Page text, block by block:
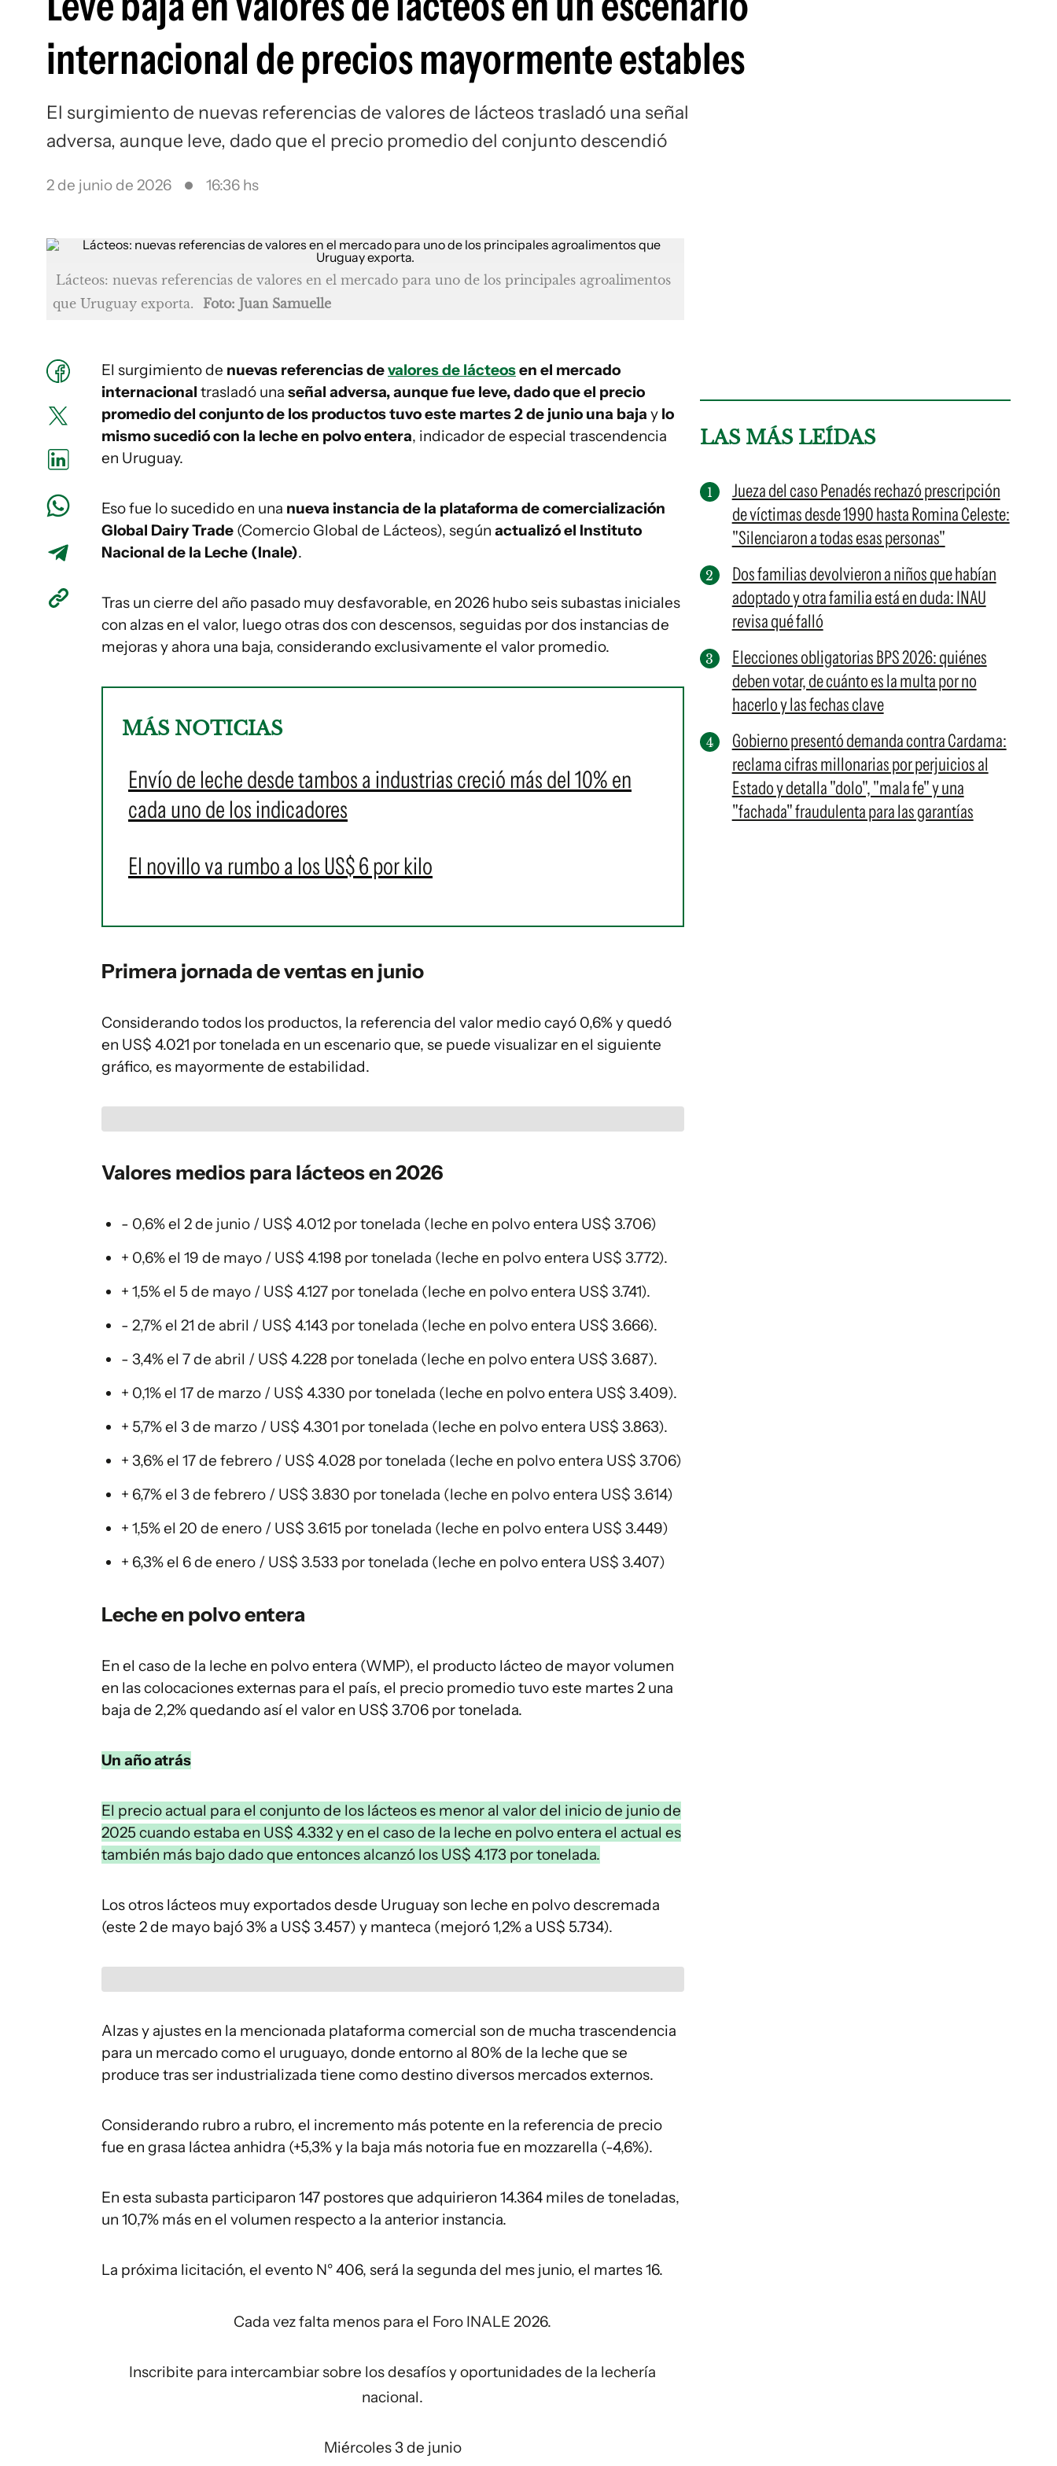
internacional de precios mayormente estables
El surgimiento de nuevas referencias de valores de lácteos trasladó una señal
adversa, aunque leve, dado que el precio promedio del conjunto descendió
2 de junio de 2026 16:36 hs
Lácteos: nuevas referencias de valores en el mercado para uno de los principales agroalimentos
que Uruguay exporta.
Foto: Juan Samuelle
El surgimiento de nuevas referencias devalores de lácteosen el mercado
internacional trasladó una señal adversa, aunque fue leve, dado que el precio
promedio del conjunto de los productos tuvo este martes 2 de junio una baja y lo
mismo sucedió con la leche en polvo entera, indicador de especial trascendencia
en Uruguay.
Eso fue lo sucedido en una nueva instancia de la plataforma de comercialización
Global Dairy Trade (Comercio Global de Lácteos), según actualizó el Instituto
Nacional de la Leche (Inale).
Tras un cierre del año pasado muy desfavorable, en 2026 hubo seis subastas iniciales
con alzas en el valor, luego otras dos con descensos, seguidas por dos instancias de
mejoras y ahora una baja, considerando exclusivamente el valor promedio.
MÁS NOTICIAS
Envío de leche desde tambos a industrias creció más del 10% en
cada uno de los indicadores
El novillo va rumbo a los US$ 6 por kilo
Primera jornada de ventas en junio
Considerando todos los productos, la referencia del valor medio cayó 0,6% y quedó
en US$ 4.021 por tonelada en un escenario que, se puede visualizar en el siguiente
gráfico, es mayormente de estabilidad.
Valores medios para lácteos en 2026
- 0,6% el 2 de junio / US$ 4.012 por tonelada (leche en polvo entera US$ 3.706)
+ 0,6% el 19 de mayo / US$ 4.198 por tonelada (leche en polvo entera US$ 3.772).
+ 1,5% el 5 de mayo / US$ 4.127 por tonelada (leche en polvo entera US$ 3.741).
- 2,7% el 21 de abril / US$ 4.143 por tonelada (leche en polvo entera US$ 3.666).
- 3,4% el 7 de abril / US$ 4.228 por tonelada (leche en polvo entera US$ 3.687).
+ 0,1% el 17 de marzo / US$ 4.330 por tonelada (leche en polvo entera US$ 3.409).
+ 5,7% el 3 de marzo / US$ 4.301 por tonelada (leche en polvo entera US$ 3.863).
+ 3,6% el 17 de febrero / US$ 4.028 por tonelada (leche en polvo entera US$ 3.706)
+ 6,7% el 3 de febrero / US$ 3.830 por tonelada (leche en polvo entera US$ 3.614)
+ 1,5% el 20 de enero / US$ 3.615 por tonelada (leche en polvo entera US$ 3.449)
+ 6,3% el 6 de enero / US$ 3.533 por tonelada (leche en polvo entera US$ 3.407)
Leche en polvo entera
En el caso de la leche en polvo entera (WMP), el producto lácteo de mayor volumen
en las colocaciones externas para el país, el precio promedio tuvo este martes 2 una
baja de 2,2% quedando así el valor en US$ 3.706 por tonelada.
Un año atrás
El precio actual para el conjunto de los lácteos es menor al valor del inicio de junio de
2025 cuando estaba en US$ 4.332 y en el caso de la leche en polvo entera el actual es
también más bajo dado que entonces alcanzó los US$ 4.173 por tonelada.
Los otros lácteos muy exportados desde Uruguay son leche en polvo descremada
(este 2 de mayo bajó 3% a US$ 3.457) y manteca (mejoró 1,2% a US$ 5.734).
Alzas y ajustes en la mencionada plataforma comercial son de mucha trascendencia
para un mercado como el uruguayo, donde entorno al 80% de la leche que se
produce tras ser industrializada tiene como destino diversos mercados externos.
Considerando rubro a rubro, el incremento más potente en la referencia de precio
fue en grasa láctea anhidra (+5,3% y la baja más notoria fue en mozzarella (-4,6%).
En esta subasta participaron 147 postores que adquirieron 14.364 miles de toneladas,
un 10,7% más en el volumen respecto a la anterior instancia.
La próxima licitación, el evento N° 406, será la segunda del mes junio, el martes 16.
Cada vez falta menos para el Foro INALE 2026.
Inscribite para intercambiar sobre los desafíos y oportunidades de la lechería
nacional.
Miércoles 3 de junio
LAS MÁS LEÍDAS
Jueza del caso Penadés rechazó prescripción
de víctimas desde 1990 hasta Romina Celeste:
"Silenciaron a todas esas personas"
Dos familias devolvieron a niños que habían
adoptado y otra familia está en duda: INAU
revisa qué falló
Elecciones obligatorias BPS 2026: quiénes
deben votar, de cuánto es la multa por no
hacerlo y las fechas clave
Gobierno presentó demanda contra Cardama:
reclama cifras millonarias por perjuicios al
Estado y detalla "dolo", "mala fe" y una
"fachada" fraudulenta para las garantías